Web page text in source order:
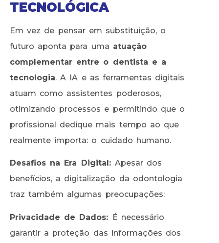
TECNOLÓGICA
Em vez de pensar em substituição, o
futuro aponta para uma atuação
complementar entre o dentista e a
tecnologia. A IA e as ferramentas digitais
atuam como assistentes poderosos,
otimizando processos e permitindo que o
profissional dedique mais tempo ao que
realmente importa: o cuidado humano.
Desafios na Era Digital: Apesar dos
benefícios, a digitalização da odontologia
traz também algumas preocupações:
Privacidade de Dados: É necessário
garantir a proteção das informações dos